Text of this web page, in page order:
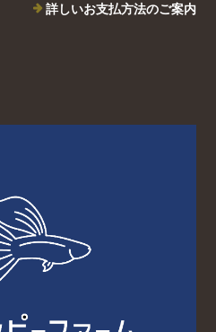
詳しいお支払方法のご案内